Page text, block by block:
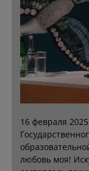
16 февраля
любовь моя!